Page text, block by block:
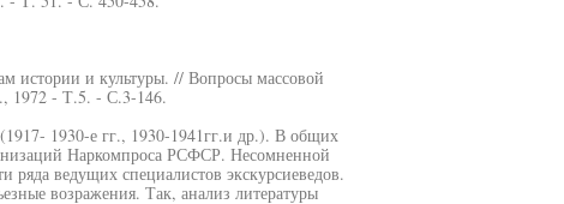
и культуры. // Вопросы массовой
1972 - Т.5. - С.3-146.
1930-е гг., 1930-1941гг.и др.). В общих
Наркомпроса РСФСР. Несомненной
ряда ведущих специалистов экскурсиеведов.
возражения. Так, анализ литературы